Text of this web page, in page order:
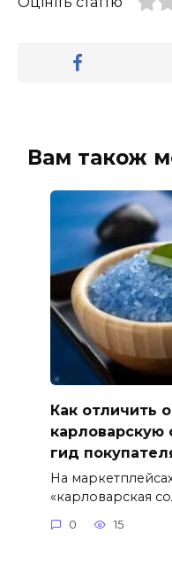
Вам також
Как отличить
карловарскую
гид
На
«карловарская
0 15